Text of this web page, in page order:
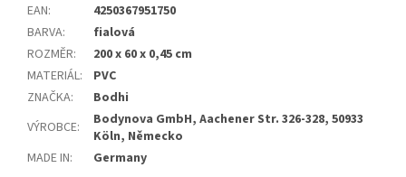
EAN:
4250367951750
BARVA:
fialová
ROZMĚR:
200 x 60 x 0,45 cm
MATERIÁL:
PVC
ZNAČKA:
Bodhi
VÝROBCE:
Bodynova GmbH, Aachener Str. 326-328, 50933
Köln, Německo
MADE IN: Germany